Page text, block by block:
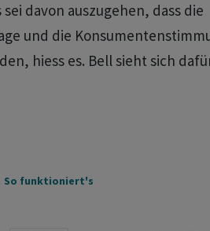
davon auszugehen, dass die
und die
hiess es. Bell sieht sich
So funktioniert's